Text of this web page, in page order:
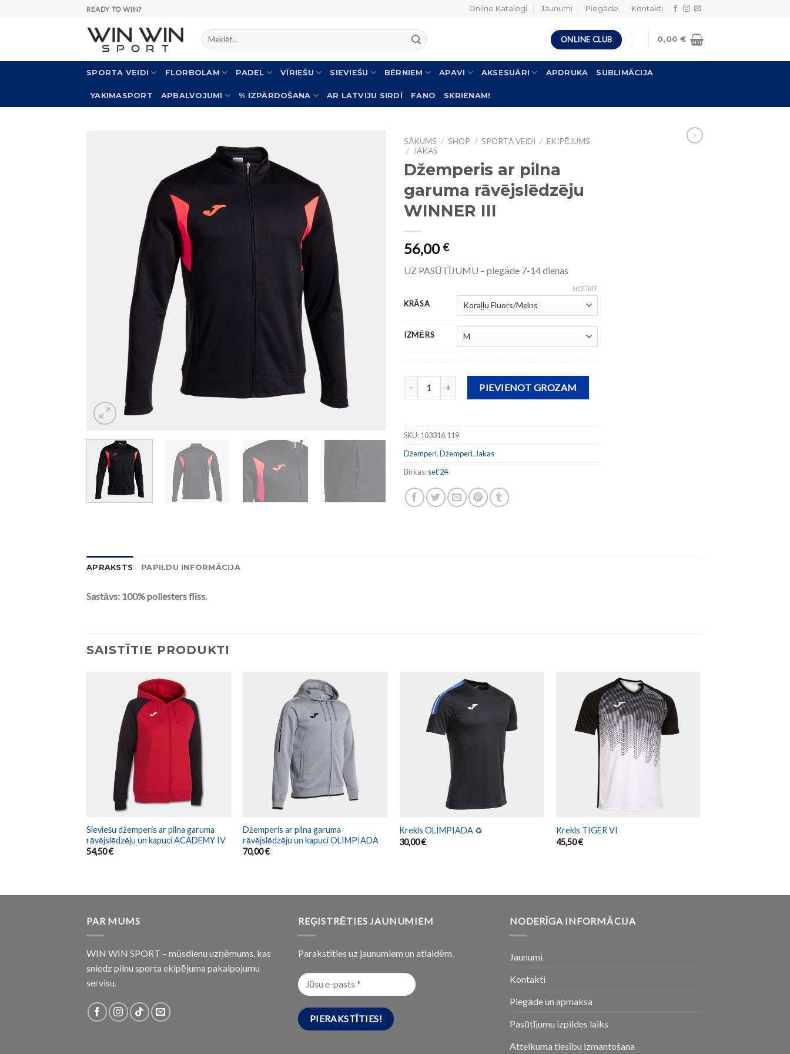
READY TO WIN? Online Katalogi Jaunumi Piegāde Kontakti
Meklēt: ONLINE CLUB 0,00€
SPORTA VEIDI FLORBOLAM PADEL VĪRIEŠU SIEVIEŠU BĒRNIEM APAVI AKSESUĀRI APDRUKA SUBLIMĀCIJA
YAKIMASPORT APBALVOJUMI % IZPĀRDOŠANA AR LATVIJU SIRDĪ FANO SKRIENAM!
SĀKUMS / SHOP / SPORTA VEIDI / EKIPĒJUMS
/
JAKAS
Džemperis ar pilna
garuma rāvējslēdzēju
WINNER III
56,00€
UZ PASŪTĪJUMU – piegāde 7-14 dienas
KRĀSA
IZMĒRS
NOTĪRĪT
Džemperis ar pilna garuma rāvējslēdzēju WINNER III daudzums
PIEVIENOT GROZAM
SKU:103316.119
Džemperi,Džemperi, Jakas
Birkas:set'24
APRAKSTS PAPILDU INFORMĀCIJA
Sastāvs: 100% poliesters flīss.
SAISTĪTIE PRODUKTI
Sieviešu džemperis ar pilna garuma
rāvējslēdzēju un kapuci ACADEMY IV
54,50€
Džemperis ar pilna garuma
rāvējslēdzēju un kapuci OLIMPIADA
70,00€
Krekls OLIMPIADA ♻️
30,00€
Krekls TIGER VI
45,50€
PAR MUMS
WIN WIN SPORT – mūsdienu uzņēmums, kas
sniedz pilnu sporta ekipējuma pakalpojumu
servisu.
REĢISTRĒTIES JAUNUMIEM
Parakstīties uz jaunumiem un atlaidēm.
NODERĪGA INFORMĀCIJA
Jaunumi
Kontakti
Piegāde un apmaksa
Pasūtījumu izpildes laiks
Atteikuma tiesību izmantošana